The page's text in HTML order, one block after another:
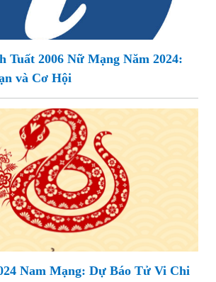
Tuất 2006 Nữ Mạng Năm 2024:
và Cơ Hội
Nam Mạng: Dự Báo Tử Vi Chi